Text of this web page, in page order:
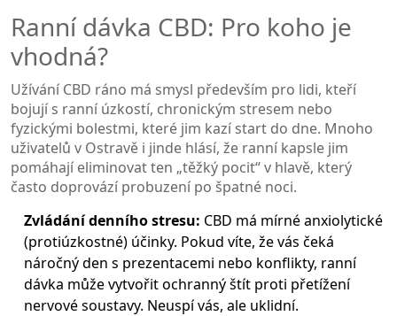
Ranní dávka CBD: Pro koho je
vhodná?
Užívání CBD ráno má smysl především pro lidi, kteří
bojují s ranní úzkostí, chronickým stresem nebo
fyzickými bolestmi, které jim kazí start do dne. Mnoho
uživatelů v Ostravě i jinde hlásí, že ranní kapsle jim
pomáhají eliminovat ten „těžký pocit“ v hlavě, který
často doprovází probuzení po špatné noci.
Zvládání denního stresu: CBD má mírné anxiolytické
(protiúzkostné) účinky. Pokud víte, že vás čeká
náročný den s prezentacemi nebo konflikty, ranní
dávka může vytvořit ochranný štít proti přetížení
nervové soustavy. Neuspí vás, ale uklidní.